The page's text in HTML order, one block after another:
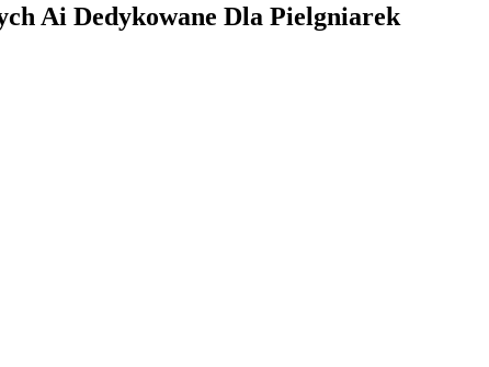
Ai Dedykowane Dla Pielgniarek